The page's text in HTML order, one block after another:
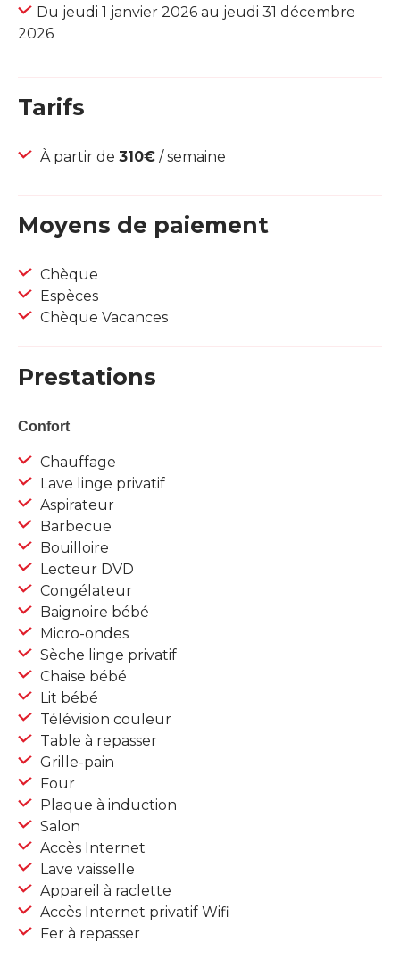
Du jeudi 1 janvier 2026 au jeudi 31 décembre
2026
Tarifs
À partir de 310€ / semaine
Moyens de paiement
Chèque
Espèces
Chèque Vacances
Prestations
Confort
Chauffage
Lave linge privatif
Aspirateur
Barbecue
Bouilloire
Lecteur DVD
Congélateur
Baignoire bébé
Micro-ondes
Sèche linge privatif
Chaise bébé
Lit bébé
Télévision couleur
Table à repasser
Grille-pain
Four
Plaque à induction
Salon
Accès Internet
Lave vaisselle
Appareil à raclette
Accès Internet privatif Wifi
Fer à repasser